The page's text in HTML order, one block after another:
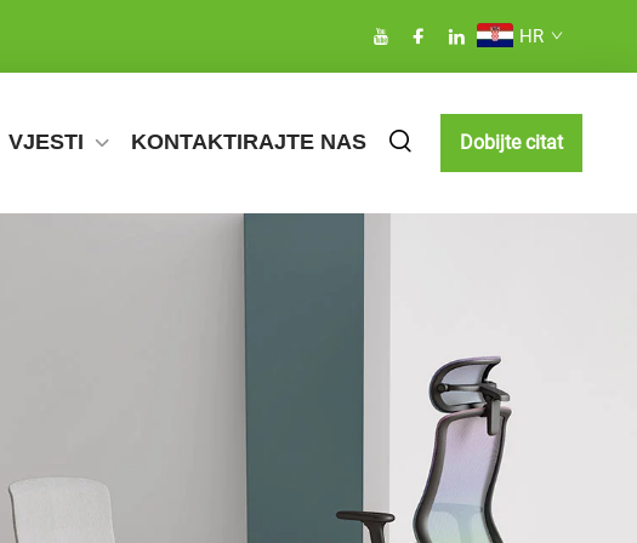
HR
VJESTI KONTAKTIRAJTE NAS Dobijte citat